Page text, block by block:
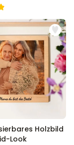
Holzbild
Look